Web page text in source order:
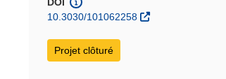
10.3030/101062258
Projet clôturé